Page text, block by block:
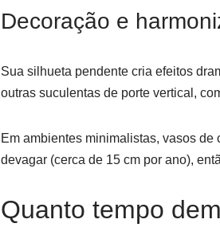
Decoração e
Sua silhueta pendente cria efeitos
outras suculentas de porte vertical,
Em ambientes minimalistas, vasos
devagar (cerca de 15 cm por ano),
Quanto tempo